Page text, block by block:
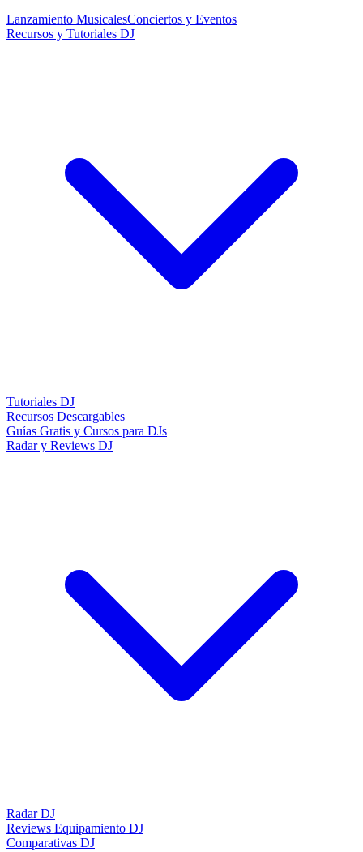
Lanzamiento MusicalesConciertos y Eventos
Recursos y Tutoriales DJ
Tutoriales DJ
Recursos Descargables
Guías Gratis y Cursos para DJs
Radar y Reviews DJ
Radar DJ
Reviews Equipamiento DJ
Comparativas DJ